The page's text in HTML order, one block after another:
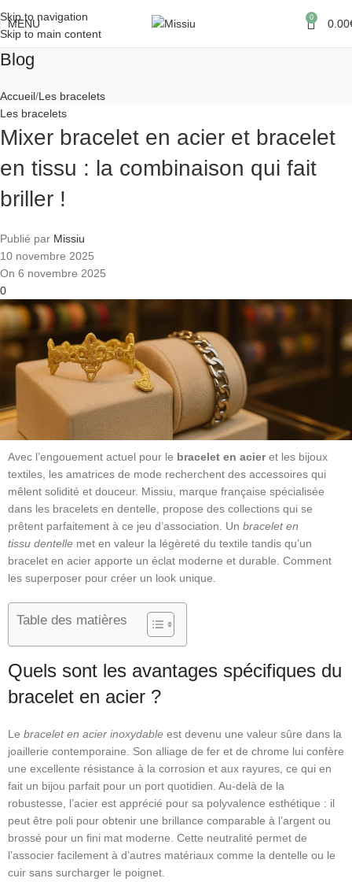
Skip to navigation
Skip to main content
MENU 0 0.00
Blog
Accueil Les bracelets
Les bracelets
Mixer bracelet en acier et bracelet
en tissu : la combinaison qui fait
briller !
Publié par Missiu
10 novembre 2025
On 6 novembre 2025
0
Avec l’engouement actuel pour le bracelet en acieret les bijoux
textiles, les amatrices de mode recherchent des accessoires qui
mêlent solidité et douceur. Missiu, marque française spécialisée
dans les bracelets en dentelle, propose des collections qui se
prêtent parfaitement à ce jeu d’association. Un bracelet en
tissu dentelle met en valeur la légèreté du textile tandis qu’un
bracelet en acier apporte un éclat moderne et durable. Comment
les superposer pour créer un look unique.
Table des matières
Quels sont les avantages spécifiques du
bracelet en acier ?
Le bracelet en acier inoxydable est devenu une valeur sûre dans la
joaillerie contemporaine. Son alliage de fer et de chrome lui confère
une excellente résistance à la corrosion et aux rayures, ce qui en
fait un bijou parfait pour un port quotidien. Au‑delà de la
robustesse, l’acier est apprécié pour sa polyvalence esthétique : il
peut être poli pour obtenir une brillance comparable à l’argent ou
brossé pour un fini mat moderne. Cette neutralité permet de
l’associer facilement à d’autres matériaux comme la dentelle ou le
cuir sans surcharger le poignet.